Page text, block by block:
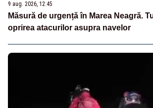
9 aug. 2026, 12:45
Măsură de urgență în Marea Neagră.
oprirea atacurilor asupra navelor